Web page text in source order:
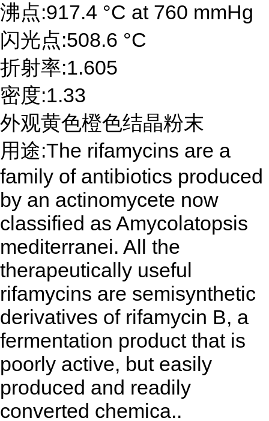
沸点:917.4 °C at 760 mmHg
闪光点:508.6 °C
折射率:1.605
密度:1.33
外观黄色橙色结晶粉末
用途:The rifamycins are a
family of antibiotics produced
by an actinomycete now
classified as Amycolatopsis
mediterranei. All the
therapeutically useful
rifamycins are semisynthetic
derivatives of rifamycin B, a
fermentation product that is
poorly active, but easily
produced and readily
converted chemica..